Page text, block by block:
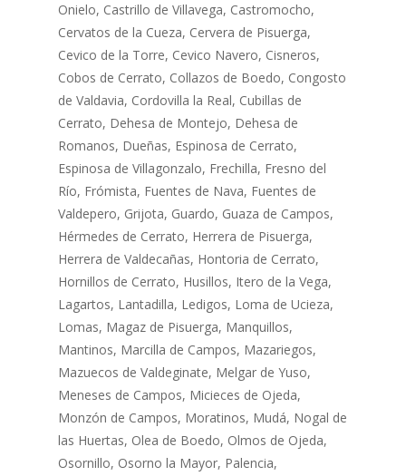
Onielo, Castrillo de Villavega, Castromocho,
Cervatos de la Cueza, Cervera de Pisuerga,
Cevico de la Torre, Cevico Navero, Cisneros,
Cobos de Cerrato, Collazos de Boedo, Congosto
de Valdavia, Cordovilla la Real, Cubillas de
Cerrato, Dehesa de Montejo, Dehesa de
Romanos, Dueñas, Espinosa de Cerrato,
Espinosa de Villagonzalo, Frechilla, Fresno del
Río, Frómista, Fuentes de Nava, Fuentes de
Valdepero, Grijota, Guardo, Guaza de Campos,
Hérmedes de Cerrato, Herrera de Pisuerga,
Herrera de Valdecañas, Hontoria de Cerrato,
Hornillos de Cerrato, Husillos, Itero de la Vega,
Lagartos, Lantadilla, Ledigos, Loma de Ucieza,
Lomas, Magaz de Pisuerga, Manquillos,
Mantinos, Marcilla de Campos, Mazariegos,
Mazuecos de Valdeginate, Melgar de Yuso,
Meneses de Campos, Micieces de Ojeda,
Monzón de Campos, Moratinos, Mudá, Nogal de
las Huertas, Olea de Boedo, Olmos de Ojeda,
Osornillo, Osorno la Mayor, Palencia,